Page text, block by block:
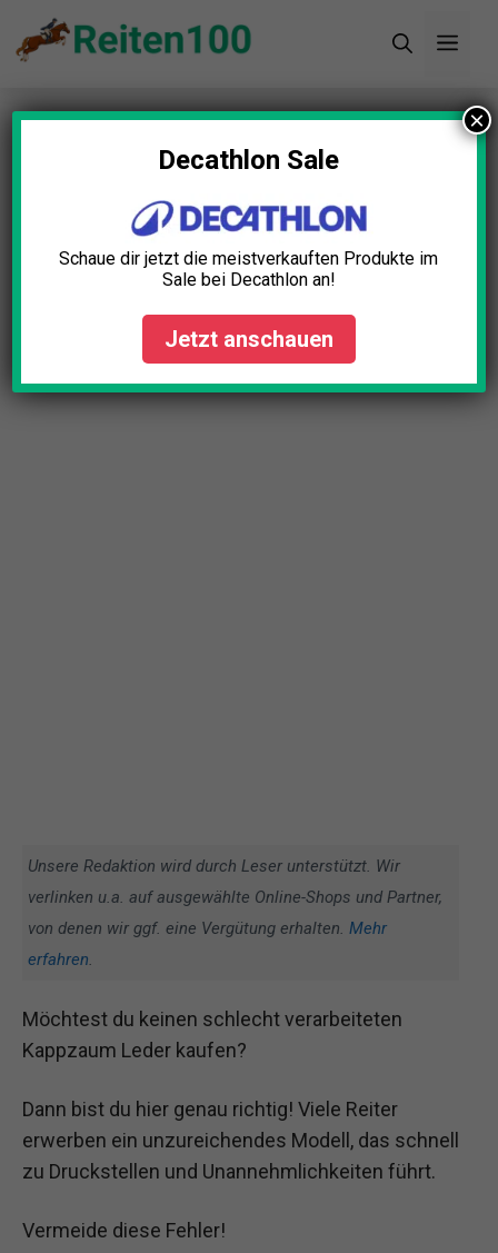
Inhalt
Startseite»Blog»Kappzaum Leder Test: Die 5
besten (Bestenliste)
Kappzaum Leder Test: Die 5
besten (Bestenliste)
Isabelle Fischer April 23, 2025
Unsere Redaktion wird durch Leser unterstützt. Wir
verlinken u.a. auf ausgewählte Online-Shops und Partner,
von denen wir ggf. eine Vergütung erhalten. Mehr
erfahren.
Möchtest du keinen schlecht verarbeiteten
Kappzaum Leder kaufen?
Dann bist du hier genau richtig! Viele Reiter
erwerben ein unzureichendes Modell, das schnell
zu Druckstellen und Unannehmlichkeiten führt.
Vermeide diese Fehler!
Decathlon Sale
Schaue dir jetzt die meistverkauften Produkte im
Sale bei Decathlon an!
Jetzt anschauen
×